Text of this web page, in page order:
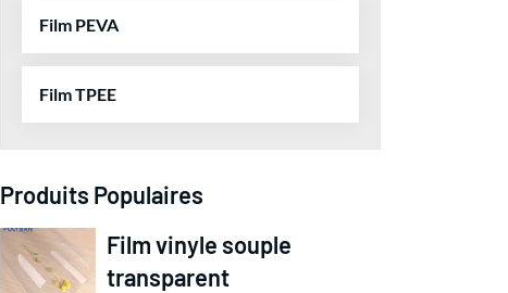
Film PEVA
Film TPEE
Produits Populaires
Film vinyle souple
transparent